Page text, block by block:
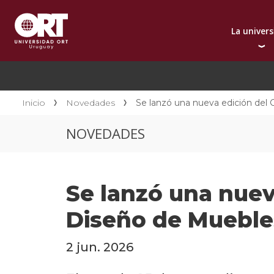
La
Presentación
Reconocimientos
Contacto
Inicio Novedades Se lanzó una nueva edición del
NOVEDADES
Se lanzó una
Diseño de
2 jun. 2026